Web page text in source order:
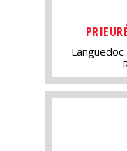
Languedoc